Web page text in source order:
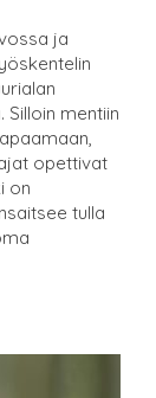
ja
mentiin
opettivat
on
tulla